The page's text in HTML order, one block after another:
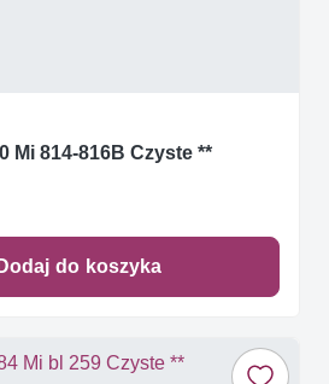
Mi 814-816B Czyste **
do koszyka